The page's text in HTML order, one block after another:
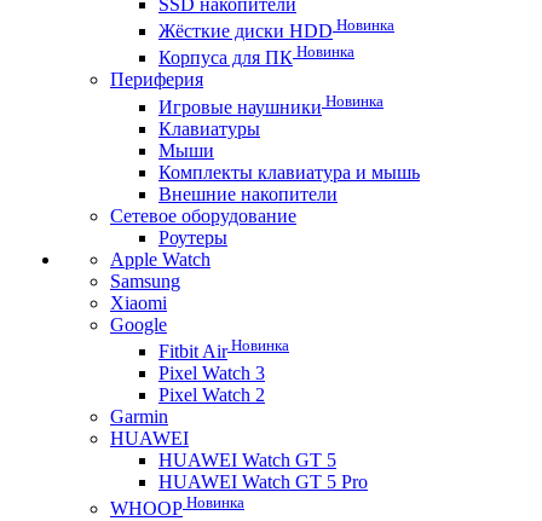
Жёсткие диски HDD Новинка
Корпуса для ПК Новинка
Периферия
Игровые наушники Новинка
Клавиатуры
Мыши
Комплекты клавиатура и мышь
Внешние накопители
Сетевое оборудование
Роутеры
Apple Watch
Samsung
Xiaomi
Google
Fitbit AirНовинка
Pixel Watch 3
Pixel Watch 2
Garmin
HUAWEI
HUAWEI Watch GT 5
HUAWEI Watch GT 5 Pro
WHOOP Новинка